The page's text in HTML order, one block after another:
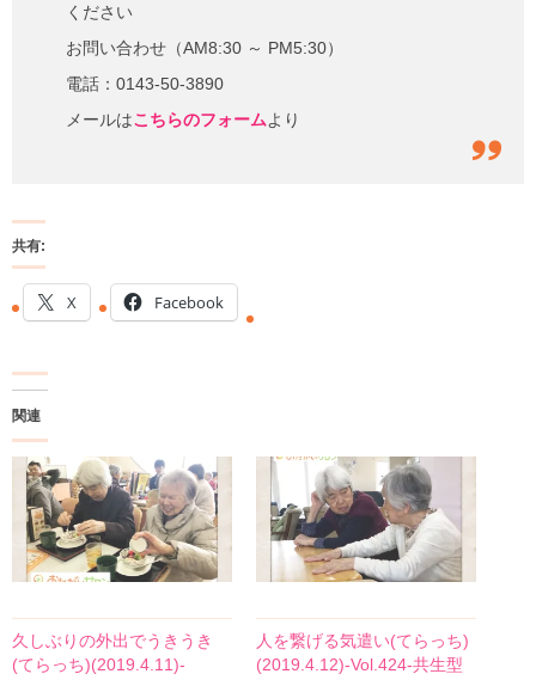
ください
お問い合わせ（AM8:30 ～ PM5:30）
電話：0143-50-3890
メールはこちらのフォームより
共有:
X Facebook
関連
久しぶりの外出でうきうき
(てらっち)(2019.4.11)-
人を繋げる気遣い(てらっち)
(2019.4.12)-Vol.424-共生型